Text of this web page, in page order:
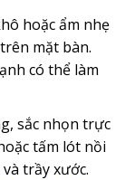
hoặc ẩm nhẹ
mặt bàn.
có thể làm
sắc nhọn trực
tấm lót nồi
trầy xước.